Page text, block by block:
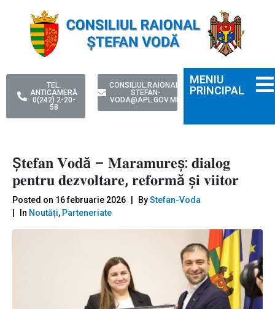
TEL.
ANTICAMERĂ
0(242) 2-20-
58
CONSILIUL.RAIONAL-
STEFAN-
VODA@APL.GOV.MD
MENIU
PRINCIPAL
Ș𝐭𝐞𝐟𝐚𝐧 𝐕𝐨𝐝ă – 𝐌𝐚𝐫𝐚𝐦𝐮𝐫𝐞ș: 𝐝𝐢𝐚𝐥𝐨𝐠
𝐩𝐞𝐧𝐭𝐫𝐮 𝐝𝐞𝐳𝐯𝐨𝐥𝐭𝐚𝐫𝐞, 𝐫𝐞𝐟𝐨𝐫𝐦ă ș𝐢 𝐯𝐢𝐢𝐭𝐨𝐫
Posted on 16 februarie 2026 ByStefan-Voda
In Noutăți, Parteneriate